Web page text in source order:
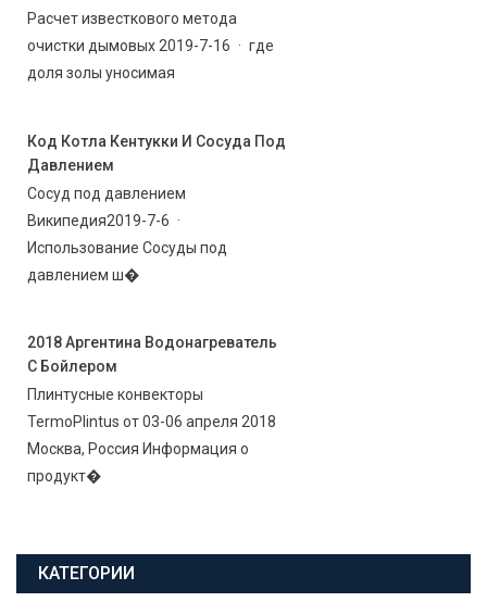
Расчет известкового метода
очистки дымовых 2019-7-16 · где
доля золы уносимая
Код Котла Кентукки И Сосуда Под
Давлением
Сосуд под давлением
Википедия2019-7-6 ·
Использование Сосуды под
давлением ш�
2018 Аргентина Водонагреватель
С Бойлером
Плинтусные конвекторы
TermoPlintus от 03-06 апреля 2018
Москва, Россия Информация о
продукт�
КАТЕГОРИИ